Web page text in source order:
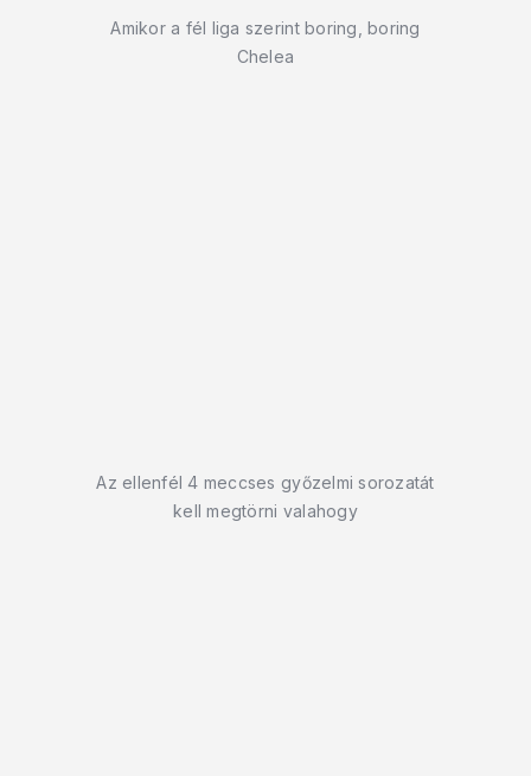
Amikor a fél liga szerint boring, boring
Chelea
Az ellenfél 4 meccses győzelmi sorozatát
kell megtörni valahogy